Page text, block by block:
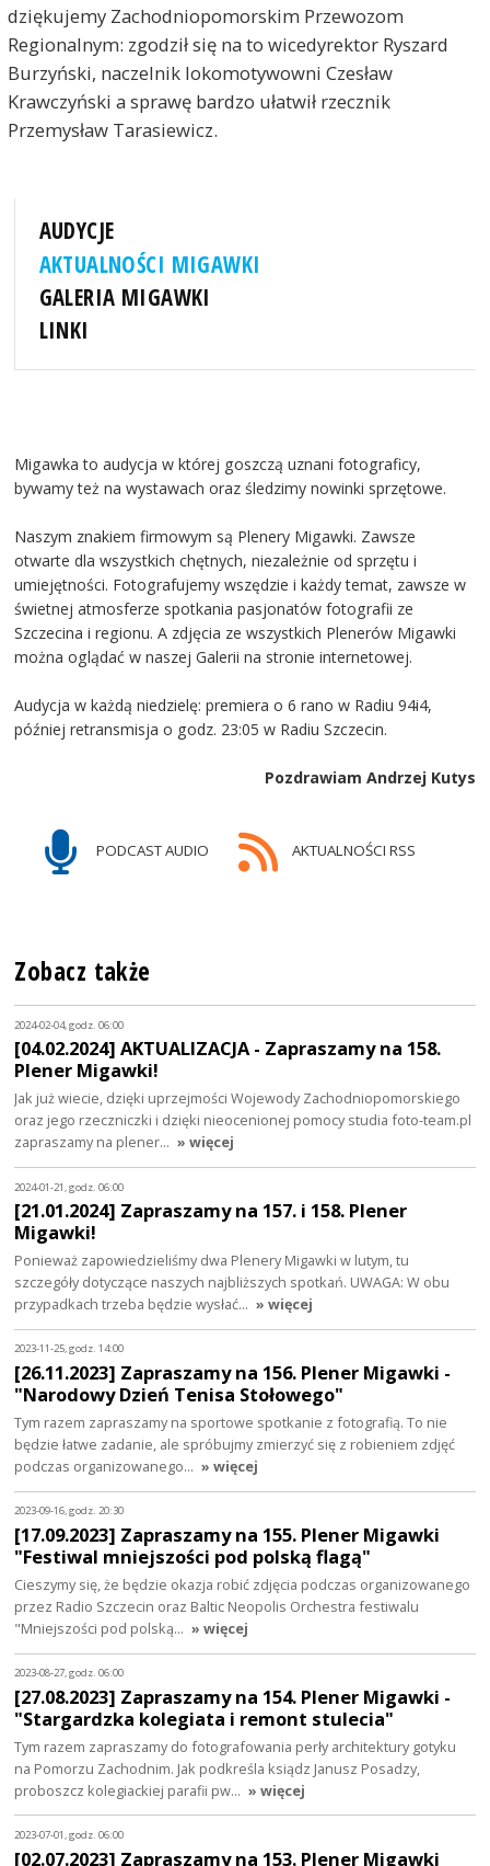
dziękujemy Zachodniopomorskim Przewozom
Regionalnym: zgodził się na to wicedyrektor Ryszard
Burzyński, naczelnik lokomotywowni Czesław
Krawczyński a sprawę bardzo ułatwił rzecznik
Przemysław Tarasiewicz.
AUDYCJE
AKTUALNOŚCI MIGAWKI
GALERIA MIGAWKI
LINKI
Migawka to audycja w której goszczą uznani fotograficy,
bywamy też na wystawach oraz śledzimy nowinki sprzętowe.
Naszym znakiem firmowym są Plenery Migawki. Zawsze
otwarte dla wszystkich chętnych, niezależnie od sprzętu i
umiejętności. Fotografujemy wszędzie i każdy temat, zawsze w
świetnej atmosferze spotkania pasjonatów fotografii ze
Szczecina i regionu. A zdjęcia ze wszystkich Plenerów Migawki
można oglądać w naszej Galerii na stronie internetowej.
Audycja w każdą niedzielę: premiera o 6 rano w Radiu 94i4,
później retransmisja o godz. 23:05 w Radiu Szczecin.
Pozdrawiam Andrzej Kutys
PODCAST AUDIO AKTUALNOŚCI RSS
Zobacz także
2024-02-04, godz. 06:00
[04.02.2024] AKTUALIZACJA - Zapraszamy na 158.
Plener Migawki!
Jak już wiecie, dzięki uprzejmości Wojewody Zachodniopomorskiego
oraz jego rzeczniczki i dzięki nieocenionej pomocy studia foto-team.pl
zapraszamy na plener… » więcej
2024-01-21, godz. 06:00
[21.01.2024] Zapraszamy na 157. i 158. Plener
Migawki!
Ponieważ zapowiedzieliśmy dwa Plenery Migawki w lutym, tu
szczegóły dotyczące naszych najbliższych spotkań. UWAGA: W obu
przypadkach trzeba będzie wysłać… » więcej
2023-11-25, godz. 14:00
[26.11.2023] Zapraszamy na 156. Plener Migawki -
"Narodowy Dzień Tenisa Stołowego"
Tym razem zapraszamy na sportowe spotkanie z fotografią. To nie
będzie łatwe zadanie, ale spróbujmy zmierzyć się z robieniem zdjęć
podczas organizowanego… » więcej
2023-09-16, godz. 20:30
[17.09.2023] Zapraszamy na 155. Plener Migawki
"Festiwal mniejszości pod polską flagą"
Cieszymy się, że będzie okazja robić zdjęcia podczas organizowanego
przez Radio Szczecin oraz Baltic Neopolis Orchestra festiwalu
"Mniejszości pod polską… » więcej
2023-08-27, godz. 06:00
[27.08.2023] Zapraszamy na 154. Plener Migawki -
"Stargardzka kolegiata i remont stulecia"
Tym razem zapraszamy do fotografowania perły architektury gotyku
na Pomorzu Zachodnim. Jak podkreśla ksiądz Janusz Posadzy,
proboszcz kolegiackiej parafii pw… » więcej
2023-07-01, godz. 06:00
[02.07.2023] Zapraszamy na 153. Plener Migawki